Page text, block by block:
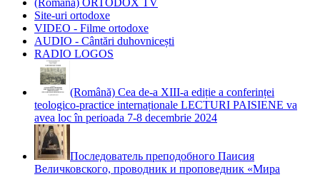
(Română) ORTODOX TV
Site-uri ortodoxe
VIDEO - Filme ortodoxe
AUDIO - Cântări duhovnicești
RADIO LOGOS
(Română) Cea de-a XIII-a ediție a conferinței
teologico-practice internaționale LECTURI PAISIENE va
avea loc în perioada 7-8 decembrie 2024
Последователь преподобного Паисия
Величковского, проводник и проповедник «Мира